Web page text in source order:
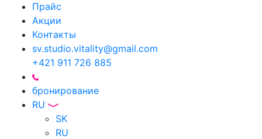
Прайс
Акции
Контакты
sv.studio.vitality@gmail.com
+421 911 726 885
бронирование
RU
SK
RU